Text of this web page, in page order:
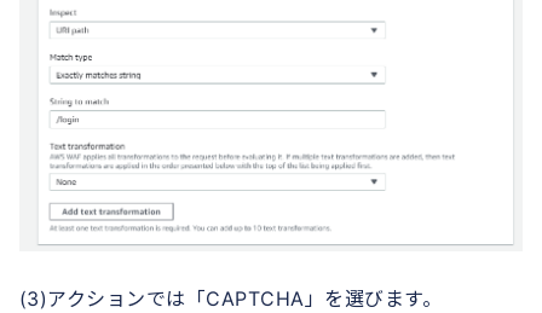
(3)アクションでは「CAPTCHA」を選びます。